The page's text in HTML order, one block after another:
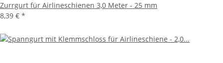
Zurrgurt für Airlineschienen 3,0 Meter - 25 mm
8,39 € *